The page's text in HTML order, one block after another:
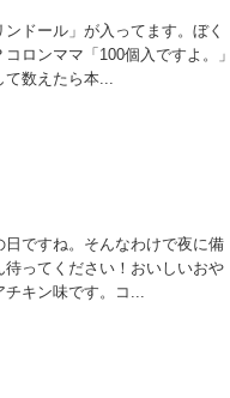
ドール」が入ってます。ぼく
ロンママ「100個入ですよ。」
て数えたら本...
ですね。そんなわけで夜に備
ってください！おいしいおや
キン味です。コ...